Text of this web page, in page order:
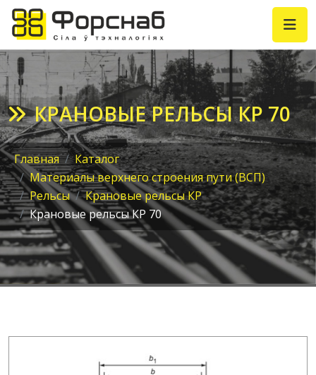
КРАНОВЫЕ РЕЛЬСЫ КР 70
Главная
Каталог
Материалы верхнего строения пути (ВСП)
Рельсы
Крановые рельсы КР
Крановые рельсы КР 70